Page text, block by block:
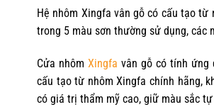
Hệ nhôm Xingfa vân gỗ có cấu tạo
trong 5 màu sơn thường sử dụng, các
Cửa nhôm Xingfa vân gỗ có tính ứng
cấu tạo từ nhôm Xingfa chính hãng,
có giá trị thẩm mỹ cao, giữ màu sắc